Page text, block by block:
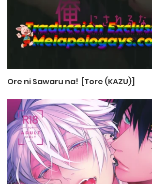
Ore ni Sawaru na! [Tore (KAZU)]